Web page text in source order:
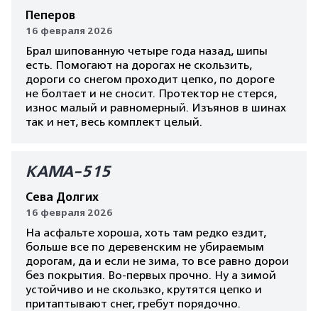
Пеперов
16 февраля 2026
Брал шипованную четыре года назад, шипы
есть. Помогают на дорогах не скользить,
дороги со снегом проходит цепко, по дороге
не болтает и не сносит. Протектор не стерся,
износ малый и равномерный. Изъянов в шинах
так и нет, весь комплект целый.
КАМА-515
Сева Долгих
16 февраля 2026
На асфальте хороша, хоть там редко ездит,
больше все по деревенским не убираемым
дорогам, да и если не зима, то все равно дорои
без покрытия. Во-первых прочно. Ну а зимой
устойчиво и не скользко, крутятся цепко и
притаптывают снег, гребут порядочно.